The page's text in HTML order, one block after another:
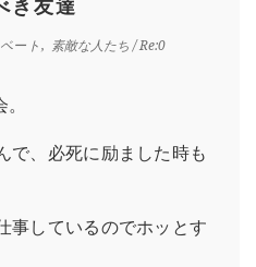
き友達
ート 素敵な人たち/ Re:0
で、必死に励ました時も
事しているのでホッとす